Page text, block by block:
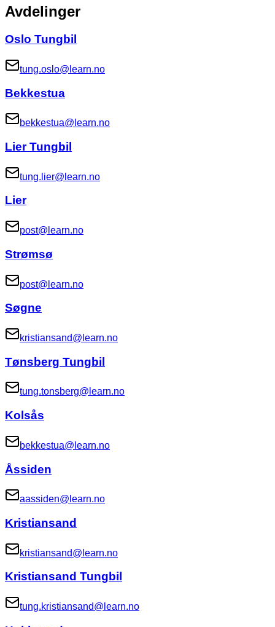
Avdelinger
Oslo Tungbil
tung.oslo@learn.no
Bekkestua
bekkestua@learn.no
Lier Tungbil
tung.lier@learn.no
Lier
post@learn.no
Strømsø
post@learn.no
Søgne
kristiansand@learn.no
Tønsberg Tungbil
tung.tonsberg@learn.no
Kolsås
bekkestua@learn.no
Åssiden
aassiden@learn.no
Kristiansand
kristiansand@learn.no
Kristiansand Tungbil
tung.kristiansand@learn.no